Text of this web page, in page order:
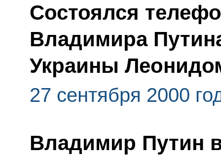
Состоялся
Владимира
Украины
27 сентября 2000
Владимир Путин